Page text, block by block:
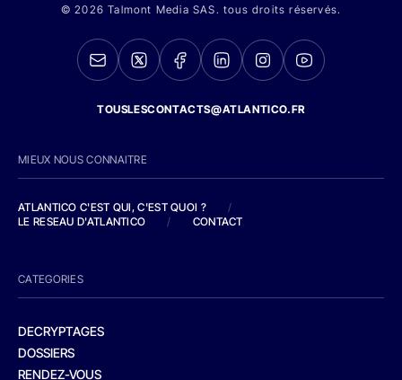
© 2026 Talmont Media SAS. tous droits réservés.
TOUSLESCONTACTS@ATLANTICO.FR
MIEUX NOUS CONNAITRE
ATLANTICO C'EST QUI, C'EST QUOI ?
/
LE RESEAU D'ATLANTICO
/ CONTACT
CATEGORIES
DECRYPTAGES
DOSSIERS
RENDEZ-VOUS